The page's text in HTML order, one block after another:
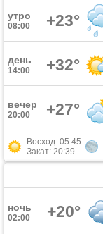
утро
08:00 +23°
день
14:00 +32°
вечер
20:00 +27°
Восход: 05:45
Закат: 20:39
ночь
02:00 +20°